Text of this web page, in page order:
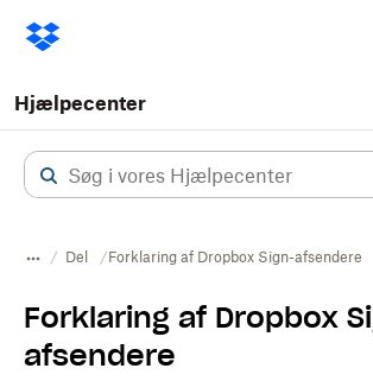
Hjælpecenter
Del Forklaring af Dropbox Sign-afsendere
Forklaring af Dropbox
afsendere